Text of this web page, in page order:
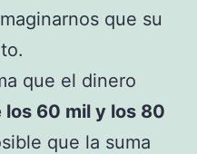
que su
que el dinero
los 60 mil y los 80
que la suma